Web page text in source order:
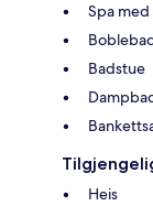
Spa
Badstue
Heis